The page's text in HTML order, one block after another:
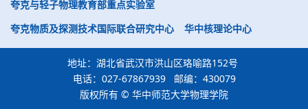
夸克与轻子物理教育部重点实验室
夸克物质及探测技术国际联合研究中心
华中核理论中心
地址：湖北省武汉市洪山区珞喻路152号
电话：027-67867939 邮编：430079
版权所有 © 华中师范大学物理学院